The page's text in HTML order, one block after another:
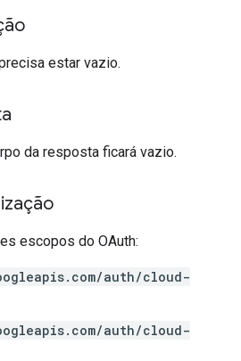
estar vazio.
da resposta ficará vazio.
escopos do OAuth:
auth/cloud-
auth/cloud-